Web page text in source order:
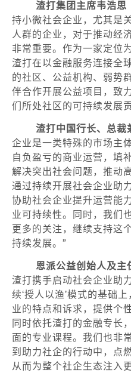
渣打集团主席韦浩思
持小微社会企业，尤其是
人群的企业，对于推动经
非常重要。作为一家定位
渣打在以金融服务连接全
的社区、公益机构、弱势
伴合作开展公益项目，致
们所处社区的可持续发展
渣打中国行长、总裁
企业是一类特殊的市场主
自负盈亏的商业运营，填
解决突出社会问题，推动
通过持续开展社会企业助
协助社会企业提升运营能
业可持续性。同时，我们
更多的关注，继续支持这
持续发展。”
恩派公益创始人及主
渣打携手启动社会企业助
续‘授人以渔’模式的基础
业的特点和诉求，提供个
同时依托渣打的金融专长
面的专业课程。我们也非
到助力社企的行动中，点
从而为整个社企生态注入